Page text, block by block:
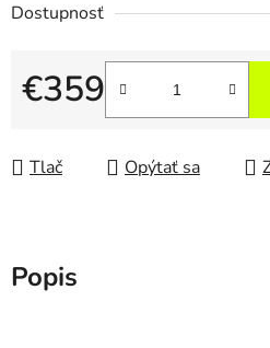
Dostupnosť
€359
Jednotková cena:
Tlač Opýtať sa
Popis